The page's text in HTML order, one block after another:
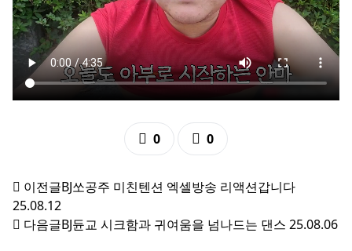
추천
0 비추천
0
이전글BJ쏘공주 미친텐션 엑셀방송 리액션갑니다
25.08.12
다음글BJ듄교 시크함과 귀여움을 넘나드는 댄스 25.08.06